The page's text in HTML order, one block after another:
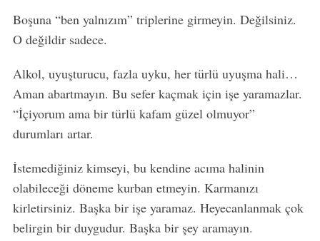
Boşuna “ben yalnızım” triplerine girmeyin. Değilsiniz.
O değildir sadece.
Alkol, uyuşturucu, fazla uyku, her türlü uyuşma hali…
Aman abartmayın. Bu sefer kaçmak için işe yaramazlar.
“İçiyorum ama bir türlü kafam güzel olmuyor”
durumları artar.
İstemediğiniz kimseyi, bu kendine acıma halinin
olabileceği döneme kurban etmeyin. Karmanızı
kirletirsiniz. Başka bir işe yaramaz. Heyecanlanmak çok
belirgin bir duygudur. Başka bir şey aramayın.